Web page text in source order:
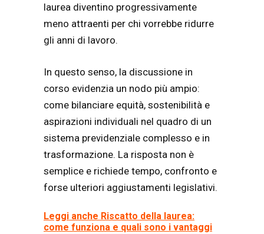
laurea diventino progressivamente
meno attraenti per chi vorrebbe ridurre
gli anni di lavoro.
In questo senso, la discussione in
corso evidenzia un nodo più ampio:
come bilanciare equità, sostenibilità e
aspirazioni individuali nel quadro di un
sistema previdenziale complesso e in
trasformazione. La risposta non è
semplice e richiede tempo, confronto e
forse ulteriori aggiustamenti legislativi.
Leggi anche Riscatto della laurea:
come funziona e quali sono i vantaggi